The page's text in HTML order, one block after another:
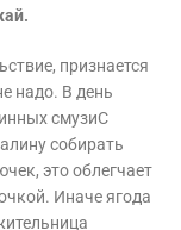
признается
надо. В день
смузиС
собирать
это облегчает
Иначе ягода